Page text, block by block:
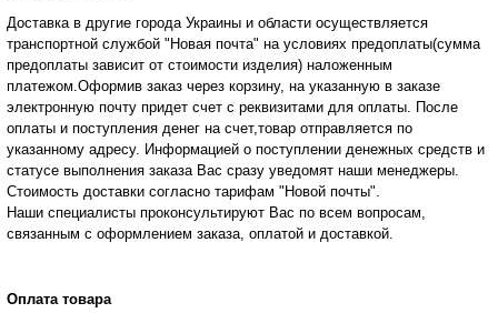
Доставка в другие города Украины и области осуществляется
транспортной службой "Новая почта" на условиях предоплаты(сумма
предоплаты зависит от стоимости изделия) наложенным
платежом.Оформив заказ через корзину, на указанную в заказе
электронную почту придет счет с реквизитами для оплаты. После
оплаты и поступления денег на счет,товар отправляется по
указанному адресу. Информацией о поступлении денежных средств и
статусе выполнения заказа Вас сразу уведомят наши менеджеры.
Стоимость доставки согласно тарифам "Новой почты".
Наши специалисты проконсультируют Вас по всем вопросам,
связанным с оформлением заказа, оплатой и доставкой.
Оплата товара